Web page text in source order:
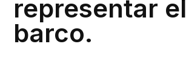
representar el
barco.